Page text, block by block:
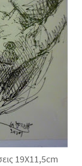
19X11,5cm